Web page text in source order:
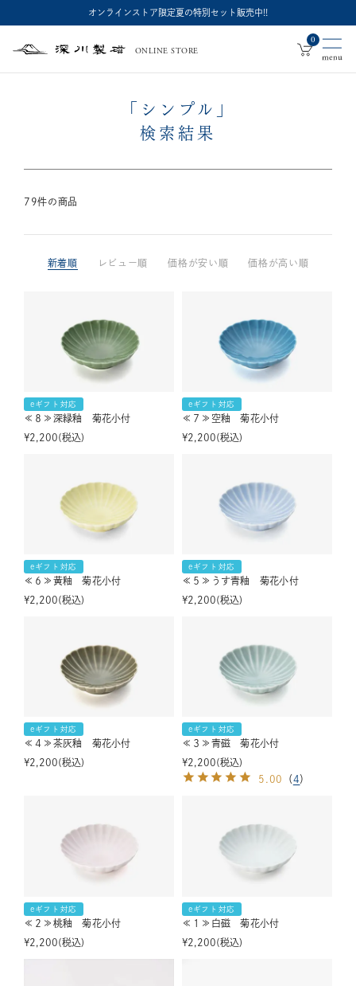
オンラインストア限定夏の特別セット販売中!!
深
製
ONLINE STORE
0
「シンプル」
検索結果
79件の商品
新着順 レビュー順 価格が安い順 価格が高い順
eギフト対応
≪８≫深緑釉 菊花小付
¥2,200 税込
eギフト対応
≪７≫空釉 菊花小付
¥2,200 税込
eギフト対応
≪６≫黄釉 菊花小付
¥2,200 税込
eギフト対応
≪５≫うす青釉 菊花小付
¥2,200 税込
eギフト対応
≪４≫茶灰釉 菊花小付
¥2,200 税込
eギフト対応
≪３≫青磁 菊花小付
¥2,200 税込
5.00
（4）
eギフト対応
≪２≫桃釉 菊花小付
¥2,200 税込
eギフト対応
≪１≫白磁 菊花小付
¥2,200 税込